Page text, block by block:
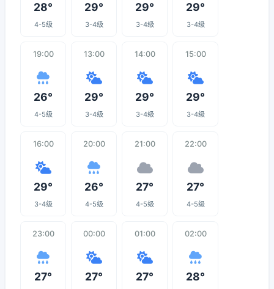
28°
4-5级
29°
3-4级
29°
3-4级
29°
3-4级
19:00
26°
4-5级
13:00
29°
3-4级
14:00
29°
3-4级
15:00
29°
3-4级
16:00
29°
3-4级
20:00
26°
4-5级
21:00
27°
4-5级
22:00
27°
4-5级
23:00
27°
00:00
27°
01:00
27°
02:00
28°